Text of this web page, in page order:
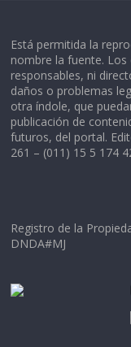
Está permitida la
nombre la fuente.
responsables, ni
daños o problemas
otra índole, que
publicación de
futuros, del portal.
261 – (011) 15 5 174
Registro de la
DNDA#MJ